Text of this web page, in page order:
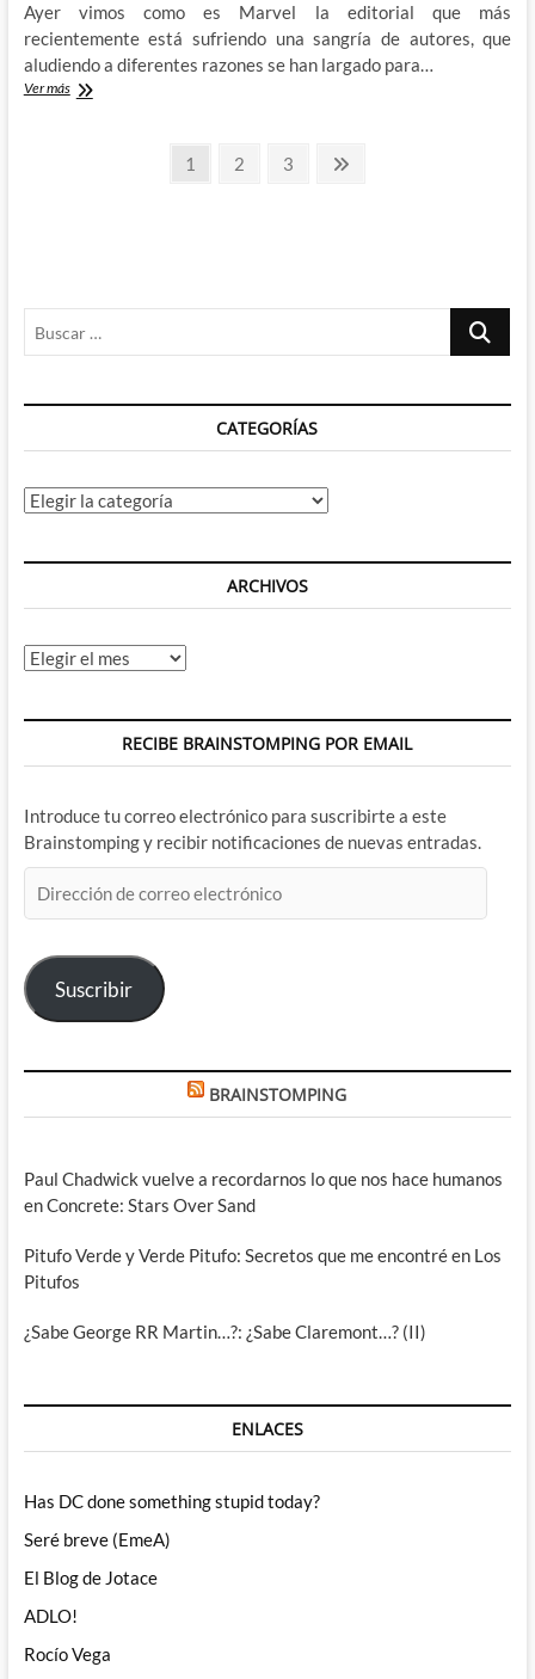
Ayer vimos como es Marvel la editorial que más
recientemente está sufriendo una sangría de autores, que
aludiendo a diferentes razones se han largado para…
Ver másMarvel
permite
estar
que
–
2º
Página
1 Página
2 Página
3
Página
Buscar
CATEGORÍAS
Categorías
ARCHIVOS
Archivos
RECIBE BRAINSTOMPING POR EMAIL
Introduce tu correo electrónico para suscribirte a este
Brainstomping y recibir notificaciones de nuevas entradas.
de
electrónico
Suscribir
BRAINSTOMPING
Paul Chadwick vuelve a recordarnos lo que nos hace humanos
en Concrete: Stars Over Sand
Pitufo Verde y Verde Pitufo: Secretos que me encontré en Los
Pitufos
¿Sabe George RR Martin…?: ¿Sabe Claremont…? (II)
ENLACES
Has DC done something stupid today?
Seré breve (EmeA)
El Blog de Jotace
ADLO!
Rocío Vega